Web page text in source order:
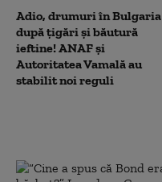
Adio, drumuri în Bulgaria
după țigări și băutură
ieftine! ANAF și
Autoritatea Vamală au
stabilit noi reguli